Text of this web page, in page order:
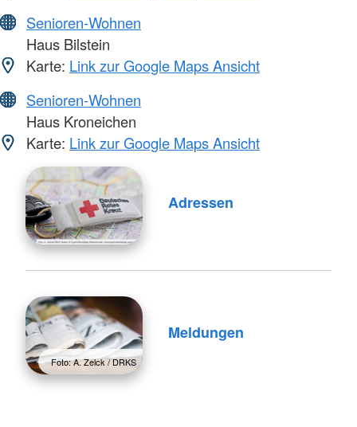
Senioren-Wohnen
Haus Bilstein
Karte: Link zur Google Maps Ansicht
Senioren-Wohnen
Haus Kroneichen
Karte: Link zur Google Maps Ansicht
Adressen
Foto: A. Zelck / DRKS
Meldungen